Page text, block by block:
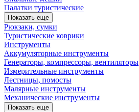
Палатки туристические
Показать еще
Рюкзаки, сумки
Туристические коврики
Инструменты
Аккумуляторные инструменты
Генераторы, компрессоры, вентиляторы
Измерительные инструменты
Лестницы, помосты
Малярные инструменты
Механические инструменты
Показать еще